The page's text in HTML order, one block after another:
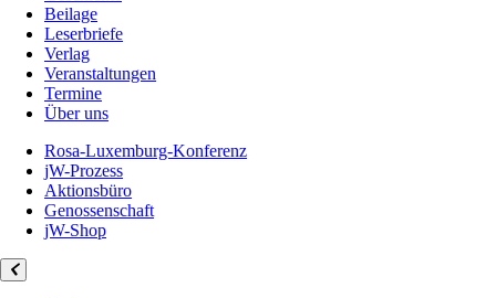
Beilage
Leserbriefe
Verlag
Veranstaltungen
Termine
Über uns
Rosa-Luxemburg-Konferenz
jW-Prozess
Aktionsbüro
Genossenschaft
jW-Shop